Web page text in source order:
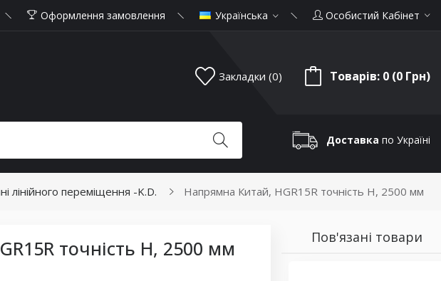
Оформлення замовлення Українська Особистий Кабінет
Закладки (0) Товарів: 0 (0 Грн)
Доставка по Україні
лінійного переміщення -K.D. Напрямна Китай, HGR15R точність H, 2500 мм
точність H, 2500 мм Пов'язані товари